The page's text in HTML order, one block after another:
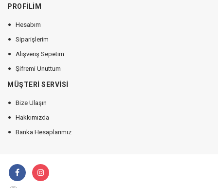
PROFİLİM
Hesabım
Siparişlerim
Alışveriş Sepetim
Şifremi Unuttum
MÜŞTERİ SERVİSİ
Bize Ulaşın
Hakkımızda
Banka Hesaplarımız